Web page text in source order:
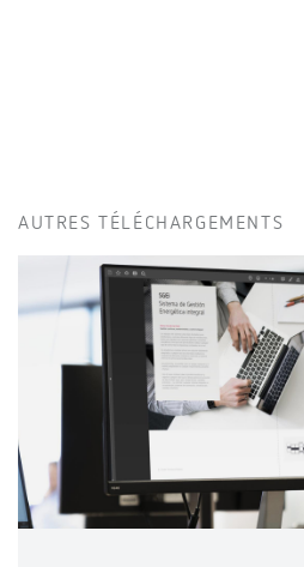
AUTRES TÉLÉCHARGEMENTS